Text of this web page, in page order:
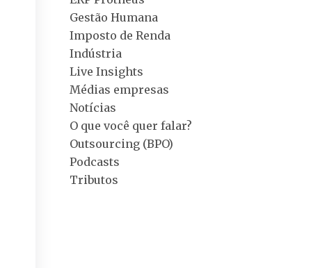
Gestão Humana
Imposto de Renda
Indústria
Live Insights
Médias empresas
Notícias
O que você quer falar?
Outsourcing (BPO)
Podcasts
Tributos